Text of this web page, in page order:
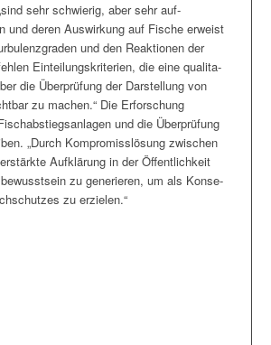
sehr schwierig, aber sehr auf­
und deren Auswirkung auf Fis­che erweist
und den Reak­tio­nen der
Ein­teilungskri­te­rien, die eine qual­i­ta­
die Über­prü­fung der Darstel­lung von
zu machen.“ Die Erforschung
und die Über­prü­fung
„Durch Kom­pro­miss­lö­sung zwis­chen
Aufk­lärung in der Öffentlichkeit
zu gener­ieren, um als Kon­se­
zu erzielen.“